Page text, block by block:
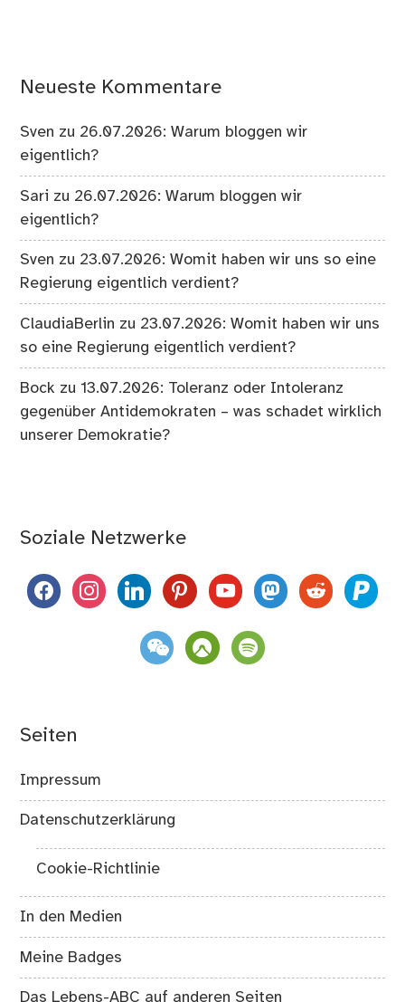
Neueste Kommentare
Sven zu 26.07.2026: Warum bloggen wir
eigentlich?
Sari zu 26.07.2026: Warum bloggen wir
eigentlich?
Sven zu 23.07.2026: Womit haben wir uns so eine
Regierung eigentlich verdient?
ClaudiaBerlin zu 23.07.2026: Womit haben wir uns
so eine Regierung eigentlich verdient?
Bock zu13.07.2026: Toleranz oder Intoleranz
gegenüber Antidemokraten – was schadet wirklich
unserer Demokratie?
Soziale Netzwerke
facebookinstagramlinkedinpinterestyoutubemastodon
reddit paypal
weixin komootspotify
Seiten
Impressum
Datenschutzerklärung
Cookie-Richtlinie
In den Medien
Meine Badges
Das Lebens-ABC auf anderen Seiten